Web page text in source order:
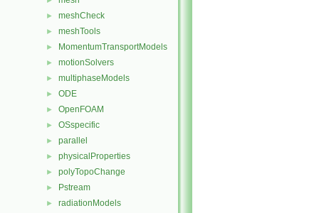
► meshCheck
► meshTools
► MomentumTransportModels
► motionSolvers
► multiphaseModels
► ODE
► OpenFOAM
► OSspecific
► parallel
► physicalProperties
► polyTopoChange
► Pstream
► radiationModels